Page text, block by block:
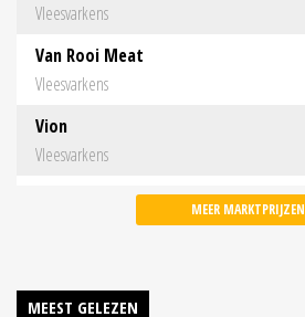
Vleesvarkens
Van Rooi Meat
Vleesvarkens
Vion
Vleesvarkens
MEER MARKTPRIJZEN
MEEST GELEZEN